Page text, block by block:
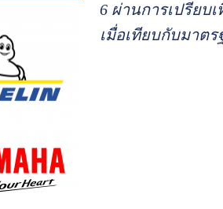
6 ผ่านการเปรียบ
เมื่อเทียบกับมาตร